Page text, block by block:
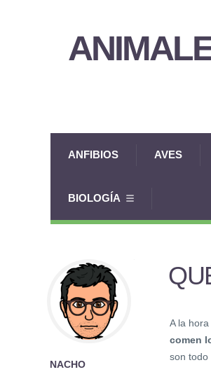
ANFIBIOS AVES
BIOLOGÍA
A la
comen
son todo
NACHO